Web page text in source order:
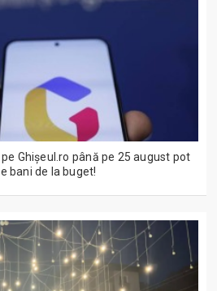
Ghişeul.ro până pe 25 august pot
bani de la buget!